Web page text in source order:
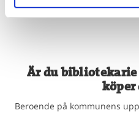
Är du bibliotekarie
Beroende på kommunens